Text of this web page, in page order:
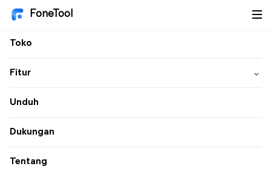
FoneTool
Toko
Fitur
Unduh
Dukungan
Tentang